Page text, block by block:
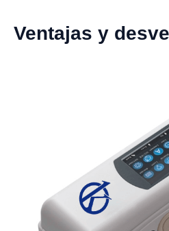
Ventajas y